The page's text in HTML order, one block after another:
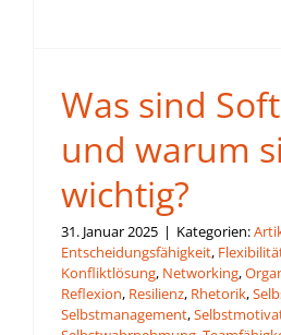
Was sind
und warum
wichtig?
31. Januar 2025 | Kategorien:
Entscheidungsfähigkeit,
Konfliktlösung, Networking,
Reflexion, Resilienz, Rhetorik,
Selbstmanagement,